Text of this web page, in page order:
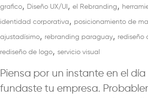
grafico, Diseño UX/UI , el Rebranding ,
identidad corporativa , posicionamiento de
ajustadísimo, rebranding paraguay, rediseño
rediseño de logo, servicio visual
Piensa por un instante en el
fundaste tu empresa.